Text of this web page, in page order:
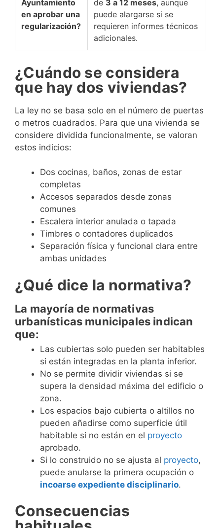
Ayuntamiento
en aprobar una
regularización?
de 3 a 12 meses, aunque
puede alargarse si se
requieren informes técnicos
adicionales.
¿Cuándo se considera
que hay dos viviendas?
La ley no se basa solo en el número de puertas
o metros cuadrados. Para que una vivienda se
considere dividida funcionalmente, se valoran
estos indicios:
Dos cocinas, baños, zonas de estar
completas
Accesos separados desde zonas
comunes
Escalera interior anulada o tapada
Timbres o contadores duplicados
Separación física y funcional clara entre
ambas unidades
¿Qué dice la normativa?
La mayoría de normativas
urbanísticas municipales indican
que:
Las cubiertas solo pueden ser habitables
si están integradas en la planta inferior.
No se permite dividir viviendas si se
supera la densidad máxima del edificio o
zona.
Los espacios bajo cubierta o altillos no
pueden añadirse como superficie útil
habitable si no están en el proyecto
aprobado.
Si lo construido no se ajusta al proyecto,
puede anularse la primera ocupación o
incoarse expediente disciplinario.
Consecuencias